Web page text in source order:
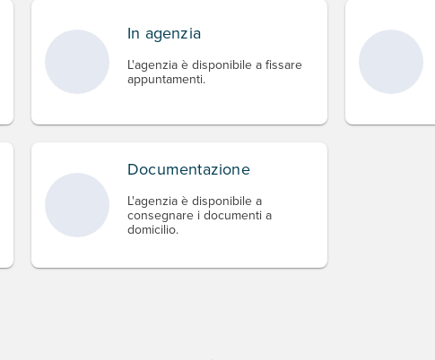
In agenzia
L'agenzia è disponibile a fissare
appuntamenti.
Documentazione
L'agenzia è disponibile a
consegnare i documenti a
domicilio.